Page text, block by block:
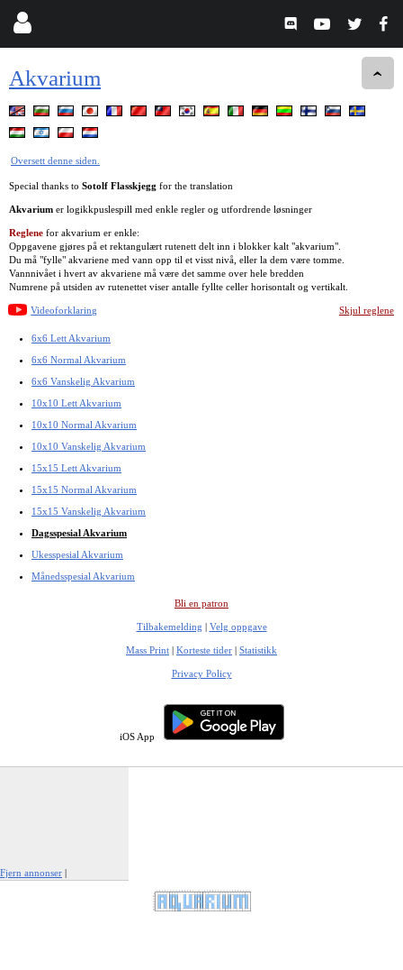
Akvarium
Oversett denne siden.
Special thanks to Sotolf Flasskjegg for the translation
Akvarium er logikkpuslespill med enkle regler og utfordrende løsninger
Reglene for akvarium er enkle:
Oppgavene gjøres på et rektangulært rutenett delt inn i blokker kalt "akvarium".
Du må "fylle" akvariene med vann opp til et visst nivå, eller la dem være tomme.
Vannnivået i hvert av akvariene må være det samme over hele bredden
Numrene på utsiden av rutenettet viser antalle fyllte celler horisontalt og vertikalt.
Videoforklaring Skjul reglene
6x6 Lett Akvarium
6x6 Normal Akvarium
6x6 Vanskelig Akvarium
10x10 Lett Akvarium
10x10 Normal Akvarium
10x10 Vanskelig Akvarium
15x15 Lett Akvarium
15x15 Normal Akvarium
15x15 Vanskelig Akvarium
Dagsspesial Akvarium
Ukesspesial Akvarium
Månedsspesial Akvarium
Bli en patron
Tilbakemelding | Velg oppgave
Mass Print | Korteste tider | Statistikk
Privacy Policy
iOS App
Fjern annonser |